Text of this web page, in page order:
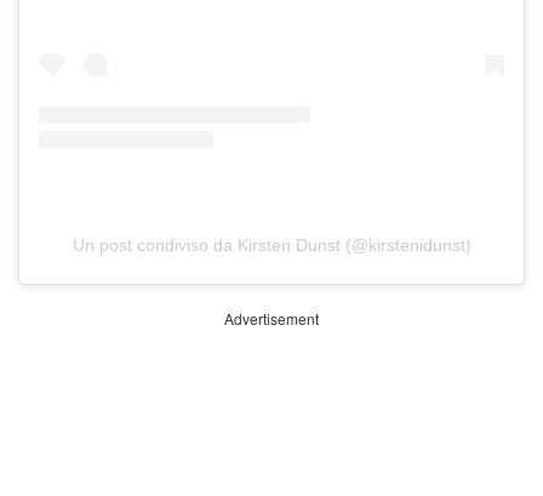
Un post condiviso da Kirsten Dunst (@kirstenidunst)
Advertisement